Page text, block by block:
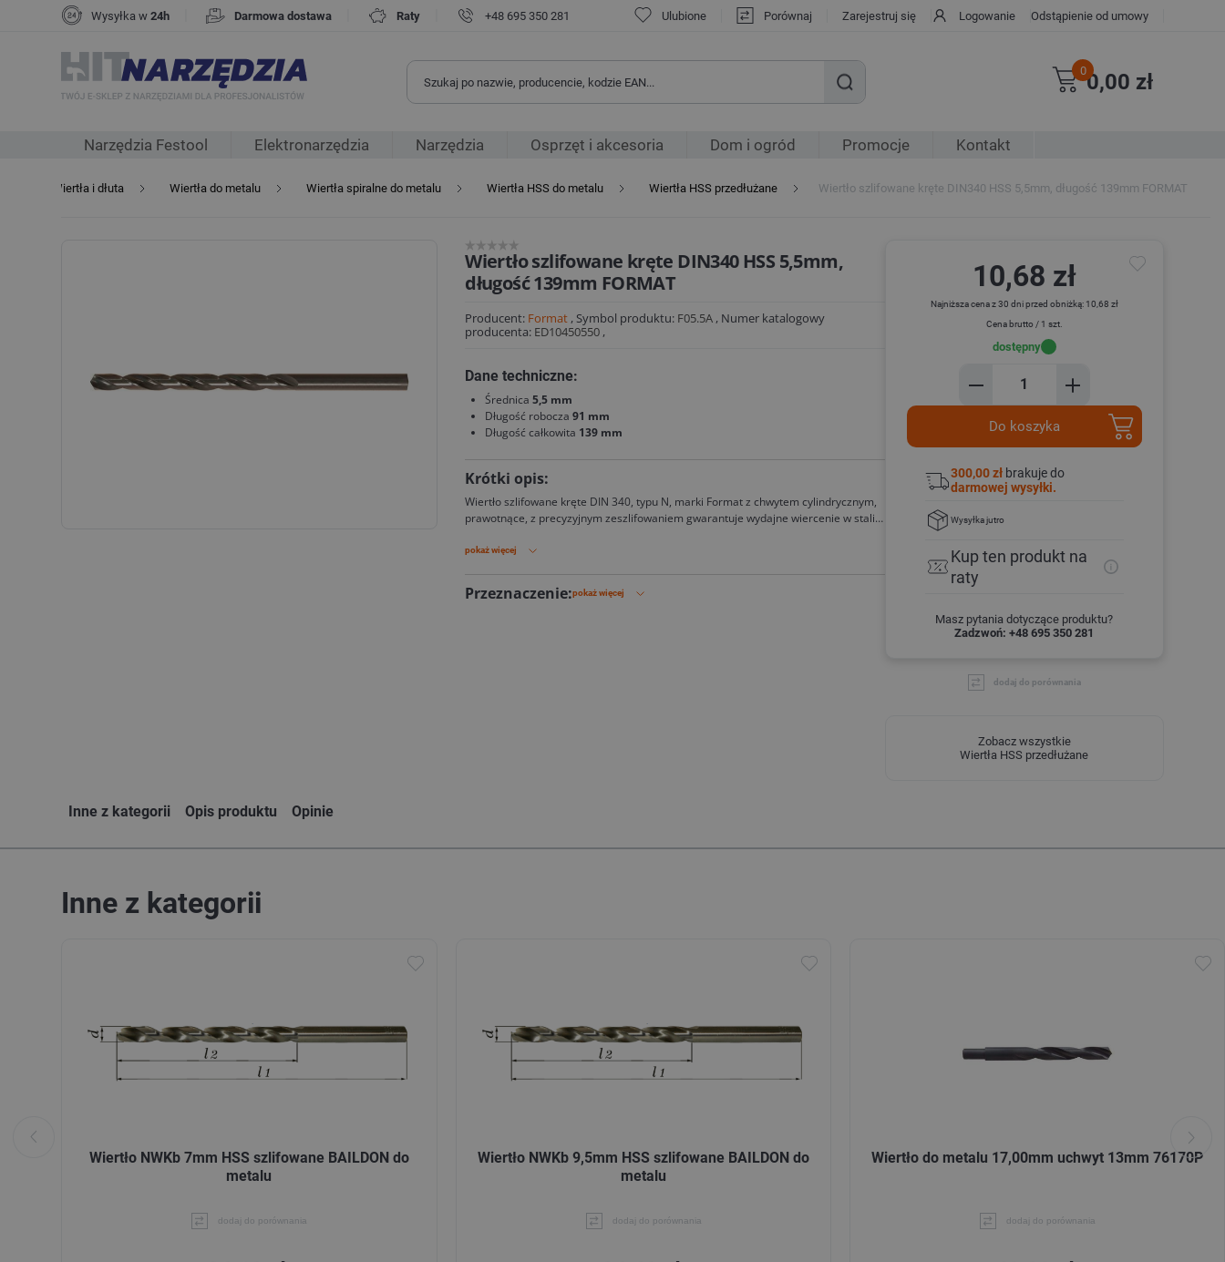
Wysyłka w24h Darmowa dostawa Raty +48 695 350 281 Ulubione Porównaj Zarejestruj się Logowanie Odstąpienie od umowy
00,00 zł
Narzędzia Festool Elektronarzędzia Narzędzia Osprzęt i akcesoria Dom i ogród Promocje Kontakt
Wiertła i dłuta Wiertła do metalu Wiertła spiralne do metalu Wiertła HSS do metalu Wiertła HSS przedłużane Wiertło szlifowane kręte DIN340 HSS 5,5mm, długość 139mm FORMAT
10,68 zł
Najniższa cena z 30 dni przed obniżką: 10,68 zł
Cena brutto / 1 szt.
dostępny
Do koszyka
300,00 złbrakuje do
darmowej wysyłki.
Wysyłkajutro
Kup ten produkt na
raty
Masz pytania dotyczące produktu?
Zadzwoń: +48 695 350 281
dodaj do porównania
Zobacz wszystkie
Wiertła HSS przedłużane
Wiertło szlifowane kręte DIN340 HSS 5,5mm,
długość 139mm FORMAT
Producent: Format , Symbol produktu: F05.5A , Numer katalogowy
producenta: ED10450550 ,
Dane techniczne:
Średnica5,5 mm
Długość robocza91 mm
Długość całkowita 139 mm
Krótki opis:
Wiertło szlifowane kręte DIN 340, typu N, marki Format z chwytem cylindrycznym,
prawotnące, z precyzyjnym zeszlifowaniem gwarantuje wydajne wiercenie w stali
pokaż więcej
Przeznaczenie:pokaż więcej
Inne z kategorii Opis produktu Opinie
Inne z kategorii
Wiertło NWKb 7mm HSS szlifowane BAILDON do
metalu
dodaj do porównania
Wiertło NWKb 9,5mm HSS szlifowane BAILDON do
metalu
dodaj do porównania
Wiertło do metalu 17,00mm uchwyt 13mm 76170P
dodaj do porównania